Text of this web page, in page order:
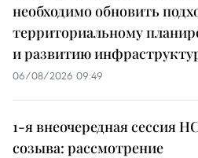
необходимо обновить
территориальному
и развитию
06/08/2026 09:49
1-я внеочередная сессия
созыва: рассмотрение